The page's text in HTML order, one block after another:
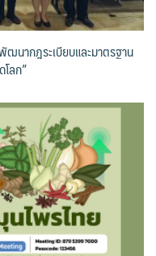
ฒนากฎระเบียบและมาตรฐาน
ลก”